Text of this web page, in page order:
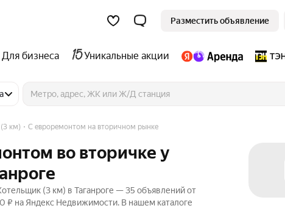
Разместить объявление
Для бизнеса Уникальные акции
км) С евроремонтом на вторичном рынке
во вторичке у
(3 км) в Таганроге — 35 объявлений от
₽ на Яндекс Недвижимости. В нашем каталоге